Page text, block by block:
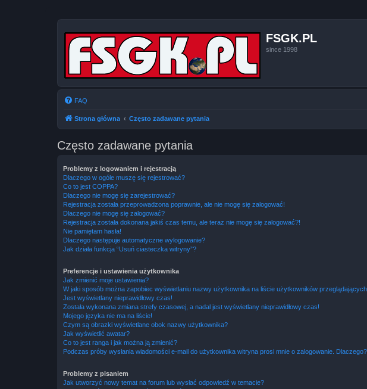
FSGK.PL
since 1998
FAQ
Strona główna Często zadawane pytania
Często zadawane pytania
Problemy z logowaniem i rejestracją
Dlaczego w ogóle muszę się rejestrować?
Co to jest COPPA?
Dlaczego nie mogę się zarejestrować?
Rejestracja została przeprowadzona poprawnie, ale nie mogę się zalogować!
Dlaczego nie mogę się zalogować?
Rejestracja została dokonana jakiś czas temu, ale teraz nie mogę się zalogować?!
Nie pamiętam hasła!
Dlaczego następuje automatyczne wylogowanie?
Jak działa funkcja “Usuń ciasteczka witryny”?
Preferencje i ustawienia użytkownika
Jak zmienić moje ustawienia?
W jaki sposób można zapobiec wyświetlaniu nazwy użytkownika na liście użytkowników
Jest wyświetlany nieprawidłowy czas!
Została wykonana zmiana strefy czasowej, a nadal jest wyświetlany nieprawidłowy czas!
Mojego języka nie ma na liście!
Czym są obrazki wyświetlane obok nazwy użytkownika?
Jak wyświetlić awatar?
Co to jest ranga i jak można ją zmienić?
Podczas próby wysłania wiadomości e-mail do użytkownika witryna prosi mnie o zalogowanie. Dlaczego?
Problemy z pisaniem
Jak utworzyć nowy temat na forum lub wysłać odpowiedź w temacie?